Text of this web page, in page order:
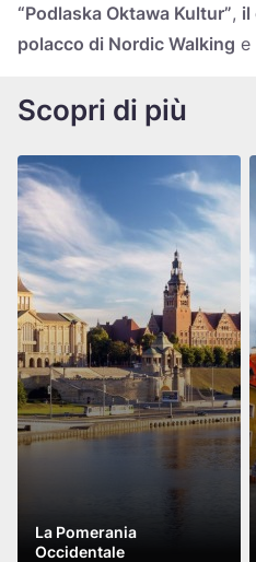
“Podlaska Oktawa Kultur”, il
polacco di Nordic Walking e
Scopri di più
La Pomerania
Occidentale